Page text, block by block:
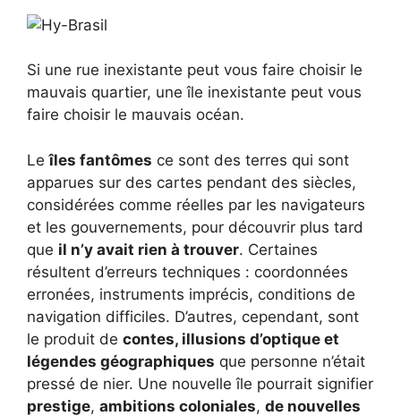
Si une rue inexistante peut vous faire choisir le
mauvais quartier, une île inexistante peut vous
faire choisir le mauvais océan.
Leîles fantômes ce sont des terres qui sont
apparues sur des cartes pendant des siècles,
considérées comme réelles par les navigateurs
et les gouvernements, pour découvrir plus tard
que il n’y avait rien à trouver. Certaines
résultent d’erreurs techniques : coordonnées
erronées, instruments imprécis, conditions de
navigation difficiles. D’autres, cependant, sont
le produit de contes, illusions d’optique et
légendes géographiques que personne n’était
pressé de nier. Une nouvelle île pourrait signifier
prestige, ambitions coloniales, de nouvelles